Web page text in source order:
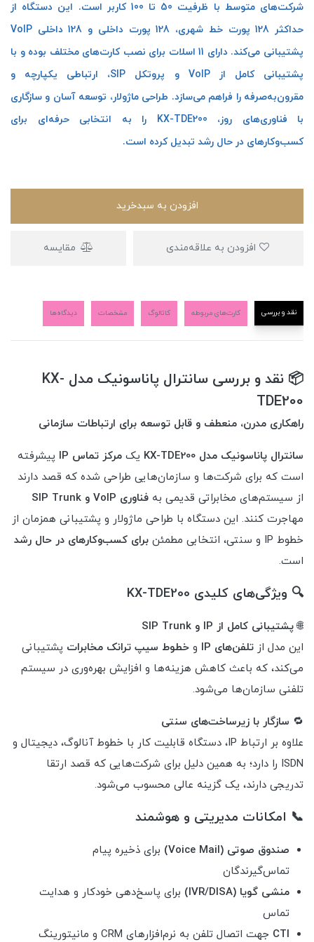
شرکت‌های متوسط با ظرفیت 50 تا 100 کاربر است. این دستگاه از
حداکثر 128 پورت خط شهری، 128 پورت داخلی و 128 داخلی VoIP
پشتیبانی می‌کند. دارای 11 اسلات برای نصب کارت‌های مختلف بوده و با
پشتیبانی کامل از VoIP و پروتکل SIP، ارتباطی یکپارچه و
مقرون‌به‌صرفه را فراهم می‌سازد. طراحی ماژولار، توسعه آسان و سازگاری
با فناوری‌های روز، KX-TDE200 را به انتخابی حرفه‌ای برای
کسب‌وکارهای در حال رشد تبدیل کرده است.
افزودن به سبدخرید
مقایسه
نقد و بررسی کارت‌های مربوطه کاتالوگ مشخصات دیدگاه‌ها
📦 نقد و بررسی سانترال پاناسونیک مدل KX-
TDE200
راهکاری مدرن، منعطف و قابل توسعه برای ارتباطات سازمانی
سانترال پاناسونیک مدل KX-TDE200 یک مرکز تماس IP
پیشرفته
است که برای شرکت‌ها و سازمان‌هایی طراحی شده که قصد دارند
از سیستم‌های مخابراتی قدیمی به فناوری VoIP و SIP Trunk
مهاجرت کنند. این دستگاه با طراحی ماژولار و پشتیبانی همزمان از
خطوط IP و سنتی، انتخابی مطمئن
برای کسب‌وکارهای در حال رشد
است.
🔍 ویژگی‌های کلیدی KX-TDE200
🌐پشتیبانی کامل از IP و SIP Trunk
این مدل از تلفن‌های IP و خطوط سیپ ترانک مخابرات پشتیبانی
می‌کند، که باعث کاهش هزینه‌ها و افزایش بهره‌وری در سیستم
تلفنی سازمان‌ها می‌شود.
🔁 سازگار با زیرساخت‌های سنتی
علاوه بر ارتباط IP، دستگاه قابلیت کار با خطوط آنالوگ، دیجیتال و
ISDN را دارد؛ به همین دلیل برای شرکت‌هایی که قصد ارتقا
تدریجی دارند، یک گزینه عالی محسوب می‌شود.
📞 امکانات مدیریتی و هوشمند
صندوق صوتی (Voice Mail)
برای ذخیره پیام
تماس‌گیرندگان
منشی گویا (IVR/DISA)
برای پاسخ‌دهی خودکار و هدایت
تماس
CTI
جهت اتصال تلفن به نرم‌افزارهای CRM و مانیتورینگ